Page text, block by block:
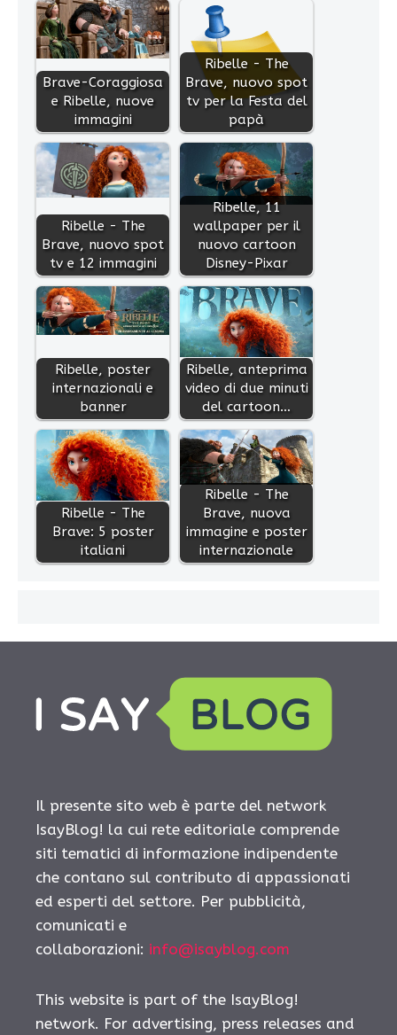
Brave-Coraggiosa
e Ribelle, nuove
immagini
Ribelle - The
Brave, nuovo spot
tv per la Festa del
papà
Ribelle - The
Brave, nuovo spot
tv e 12 immagini
Ribelle, 11
wallpaper per il
nuovo cartoon
Disney-Pixar
Ribelle, poster
internazionali e
banner
Ribelle, anteprima
video di due minuti
del cartoon…
Ribelle - The
Brave: 5 poster
italiani
Ribelle - The
Brave, nuova
immagine e poster
internazionale
Il presente sito web è parte del network
IsayBlog! la cui rete editoriale comprende
siti tematici di informazione indipendente
che contano sul contributo di appassionati
ed esperti del settore. Per pubblicità,
comunicati e
collaborazioni: info@isayblog.com
This website is part of the IsayBlog!
network. For advertising, press releases and